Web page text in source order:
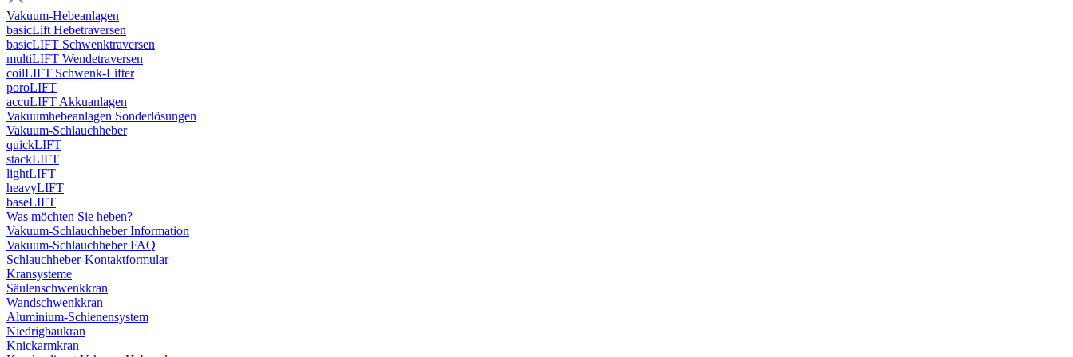
Vakuum-Hebeanlagen
basicLift Hebetraversen
basicLIFT Schwenktraversen
multiLIFT Wendetraversen
coilLIFT Schwenk-Lifter
poroLIFT
accuLIFT Akkuanlagen
Vakuumhebeanlagen Sonderlösungen
Vakuum-Schlauchheber
quickLIFT
stackLIFT
lightLIFT
heavyLIFT
baseLIFT
Was möchten Sie heben?
Vakuum-Schlauchheber Information
Vakuum-Schlauchheber FAQ
Schlauchheber-Kontaktformular
Kransysteme
Säulenschwenkkran
Wandschwenkkran
Aluminium-Schienensystem
Niedrigbaukran
Knickarmkran